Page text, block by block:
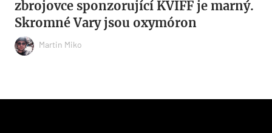
zbrojovce sponzorující KVIFF je marný.
Skromné Vary jsou oxymóron
Martin Miko